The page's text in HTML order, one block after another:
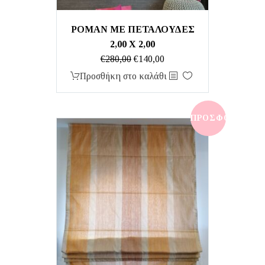
ΡΌΜΑΝ ΜΕ ΠΕΤΑΛΟΎΔΕΣ
2,00 Χ 2,00
€280,00 Original
price
€140,00Η
τρέχουσα
€140,00.
Προσθήκη στο καλάθι
ΠΡΟΣΦΟΡΆ!